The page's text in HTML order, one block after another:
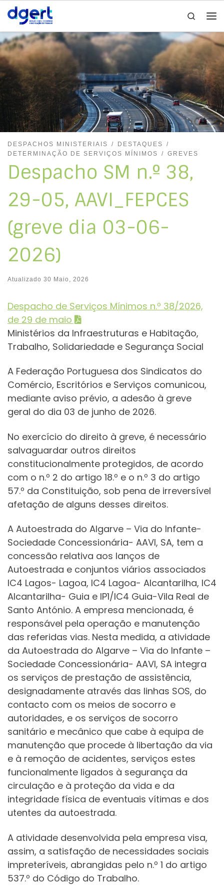
Skip to content
Search
DESPACHOS MINISTERIAIS
DESTAQUES
DETERMINAÇÃO DE SERVIÇOS MÍNIMOS
GREVES
Despacho SM n.º 38,
29-05, AAVI_FEPCES
(greve dia 03-06-
2026)
Atualizado 30 Maio, 2026
Despacho de Serviços Mínimos n.º 38/2026,
de 29 de maio
Ministérios da Infraestruturas e Habitação,
Trabalho, Solidariedade e Segurança Social
A Federação Portuguesa dos Sindicatos do
Comércio, Escritórios e Serviços comunicou,
mediante aviso prévio, a adesão à greve
geral do dia 03 de junho de 2026.
No exercício do direito à greve, é necessário
salvaguardar outros direitos
constitucionalmente protegidos, de acordo
com o n.º 2 do artigo 18.º e o n.º 3 do artigo
57.º da Constituição, sob pena de irreversível
afetação de alguns desses direitos.
A Autoestrada do Algarve – Via do Infante-
Sociedade Concessionária- AAVI, SA, tem a
concessão relativa aos lanços de
Autoestrada e conjuntos viários associados
IC4 Lagos- Lagoa, IC4 Lagoa- Alcantarilha, IC4
Alcantarilha- Guia e IP1/IC4 Guia-Vila Real de
Santo António. A empresa mencionada, é
responsável pela operação e manutenção
das referidas vias. Nesta medida, a atividade
da Autoestrada do Algarve – Via do Infante –
Sociedade Concessionária- AAVI, SA integra
os serviços de prestação de assistência,
designadamente através das linhas SOS, do
contacto com os meios de socorro e
autoridades, e os serviços de socorro
sanitário e mecânico que cabe à equipa de
manutenção que procede à libertação da via
e à remoção de acidentes, serviços estes
funcionalmente ligados à segurança da
circulação e à proteção da vida e da
integridade física de eventuais vítimas e dos
utentes da autoestrada.
A atividade desenvolvida pela empresa visa,
assim, a satisfação de necessidades sociais
impreteríveis, abrangidas pelo n.º 1 do artigo
537.º do Código do Trabalho.